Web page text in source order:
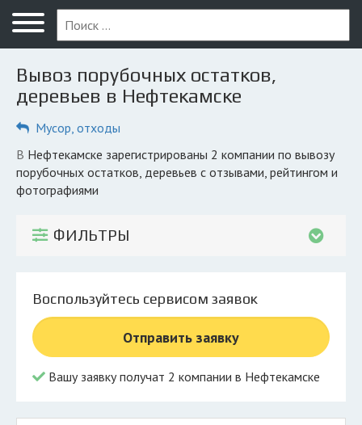
Меню
Главная
Вопрос юристу
Компании
КОМПАНИЯМ
© 2026 Все права защищены
Вывоз порубочных остатков,
деревьев в Нефтекамске
Мусор, отходы
в Нефтекамске зарегистрированы 2 компании по вывозу
порубочных остатков, деревьев с отзывами, рейтингом и
фотографиями
ФИЛЬТРЫ
Воспользуйтесь сервисом заявок
Отправить заявку
Вашу заявку получат 2 компании в Нефтекамске